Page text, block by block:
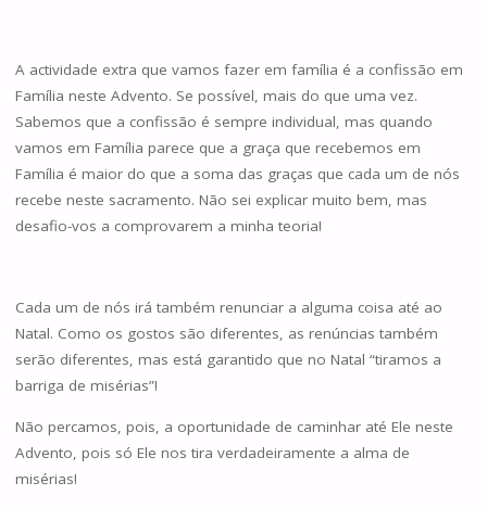
A actividade extra que vamos fazer em família é a confissão em
Família neste Advento. Se possível, mais do que uma vez.
Sabemos que a confissão é sempre individual, mas quando
vamos em Família parece que a graça que recebemos em
Família é maior do que a soma das graças que cada um de nós
recebe neste sacramento. Não sei explicar muito bem, mas
desafio-vos a comprovarem a minha teoria!
Cada um de nós irá também renunciar a alguma coisa até ao
Natal. Como os gostos são diferentes, as renúncias também
serão diferentes, mas está garantido que no Natal “tiramos a
barriga de misérias”!
Não percamos, pois, a oportunidade de caminhar até Ele neste
Advento, pois só Ele nos tira verdadeiramente a alma de
misérias!